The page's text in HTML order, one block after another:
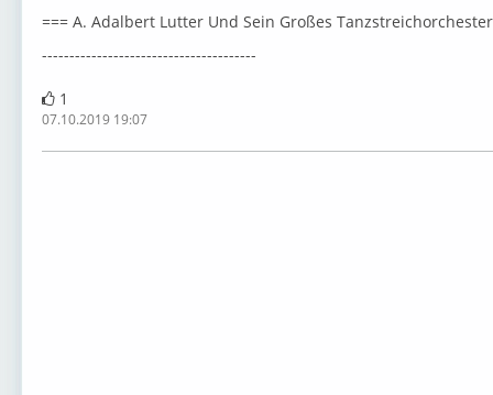
=== A. Adalbert Lutter Und Sein Großes Tanzstreichorchester
---------------------------------------
1
07.10.2019 19:07